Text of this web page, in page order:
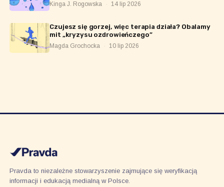
Kinga J. Rogowska · 14 lip 2026
Czujesz się gorzej, więc terapia działa? Obalamy
mit „kryzysu ozdrowieńczego”
Magda Grochocka · 10 lip 2026
Pravda to niezależne stowarzyszenie zajmujące się weryfikacją
informacji i edukacją medialną w Polsce.